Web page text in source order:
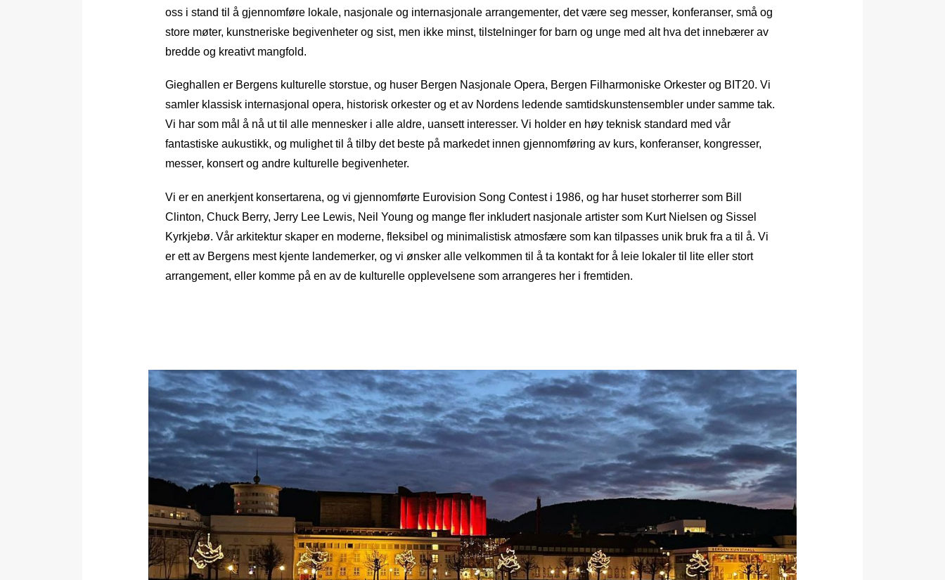
oss i stand til å gjennomføre lokale, nasjonale og internasjonale arrangementer, det være seg messer, konferanser, små og
store møter, kunstneriske begivenheter og sist, men ikke minst, tilstelninger for barn og unge med alt hva det innebærer av
bredde og kreativt mangfold.
Gieghallen er Bergens kulturelle storstue, og huser Bergen Nasjonale Opera, Bergen Filharmoniske Orkester og BIT20. Vi
samler klassisk internasjonal opera, historisk orkester og et av Nordens ledende samtidskunstensembler under samme tak.
Vi har som mål å nå ut til alle mennesker i alle aldre, uansett interesser. Vi holder en høy teknisk standard med vår
fantastiske aukustikk, og mulighet til å tilby det beste på markedet innen gjennomføring av kurs, konferanser, kongresser,
messer, konsert og andre kulturelle begivenheter.
Vi er en anerkjent konsertarena, og vi gjennomførte Eurovision Song Contest i 1986, og har huset storherrer som Bill
Clinton, Chuck Berry, Jerry Lee Lewis, Neil Young og mange fler inkludert nasjonale artister som Kurt Nielsen og Sissel
Kyrkjebø. Vår arkitektur skaper en moderne, fleksibel og minimalistisk atmosfære som kan tilpasses unik bruk fra a til å. Vi
er ett av Bergens mest kjente landemerker, og vi ønsker alle velkommen til å ta kontakt for å leie lokaler til lite eller stort
arrangement, eller komme på en av de kulturelle opplevelsene som arrangeres her i fremtiden.